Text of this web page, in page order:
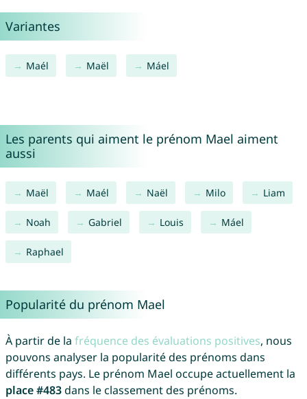
Variantes
Maél Maël Máel
Les parents qui aiment le prénom Mael aiment
aussi
Maël Maél Naël Milo Liam
Noah Gabriel Louis Máel
Raphael
Popularité du prénom Mael
À partir de la fréquence des évaluations positives, nous
pouvons analyser la popularité des prénoms dans
différents pays. Le prénom Mael occupe actuellement la
place #483dans le classement des prénoms.